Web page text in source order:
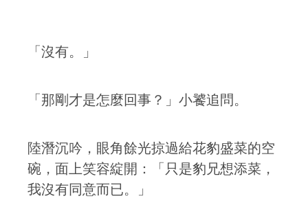
「沒有。」
「那剛才是怎麼回事？」小饕追問。
陸潛沉吟，眼角餘光掠過給花豹盛菜的空
碗，面上笑容綻開：「只是豹兄想添菜，
我沒有同意而已。」